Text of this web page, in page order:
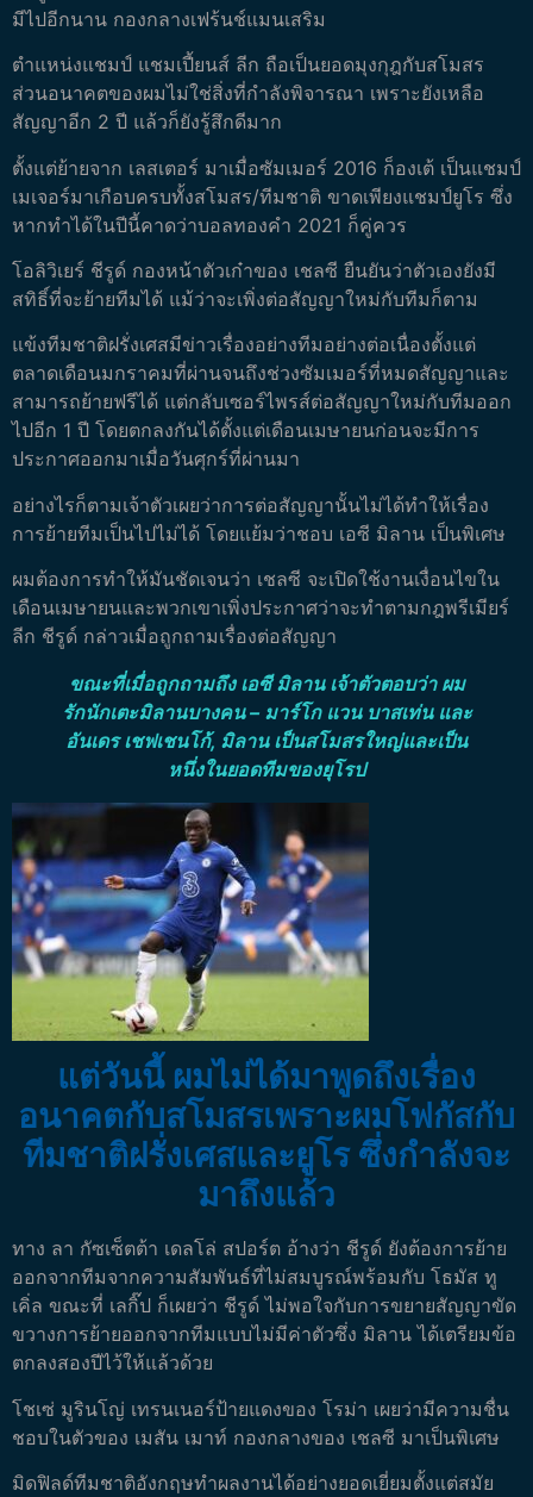
มีไปอีกนาน กองกลางเฟร้นช์แมนเสริม
ตำแหน่งแชมป์ แชมเปี้ยนส์ ลีก ถือเป็นยอดมุงกุฎกับสโมสร
ส่วนอนาคตของผมไม่ใช่สิ่งที่กำลังพิจารณา เพราะยังเหลือ
สัญญาอีก 2 ปี แล้วก็ยังรู้สึกดีมาก
ตั้งแต่ย้ายจาก เลสเตอร์ มาเมื่อซัมเมอร์ 2016 ก็องเต้ เป็นแชมป์
เมเจอร์มาเกือบครบทั้งสโมสร/ทีมชาติ ขาดเพียงแชมป์ยูโร ซึ่ง
หากทำได้ในปีนี้คาดว่าบอลทองคำ 2021 ก็คู่ควร
โอลิวิเยร์ ชีรูด์ กองหน้าตัวเก๋าของ เชลซี ยืนยันว่าตัวเองยังมี
สทิธิ์ที่จะย้ายทีมได้ แม้ว่าจะเพิ่งต่อสัญญาใหม่กับทีมก็ตาม
แข้งทีมชาติฝรั่งเศสมีข่าวเรื่องอย่างทีมอย่างต่อเนื่องตั้งแต่
ตลาดเดือนมกราคมที่ผ่านจนถึงช่วงซัมเมอร์ที่หมดสัญญาและ
สามารถย้ายฟรีได้ แต่กลับเซอร์ไพรส์ต่อสัญญาใหม่กับทีมออก
ไปอีก 1 ปี โดยตกลงกันได้ตั้งแต่เดือนเมษายนก่อนจะมีการ
ประกาศออกมาเมื่อวันศุกร์ที่ผ่านมา
อย่างไรก็ตามเจ้าตัวเผยว่าการต่อสัญญานั้นไม่ได้ทำให้เรื่อง
การย้ายทีมเป็นไปไม่ได้ โดยแย้มว่าชอบ เอซี มิลาน เป็นพิเศษ
ผมต้องการทำให้มันชัดเจนว่า เชลซี จะเปิดใช้งานเงื่อนไขใน
เดือนเมษายนและพวกเขาเพิ่งประกาศว่าจะทำตามกฎพรีเมียร์
ลีก ชีรูด์ กล่าวเมื่อถูกถามเรื่องต่อสัญญา
ขณะที่เมื่อถูกถามถึง เอซี มิลาน เจ้าตัวตอบว่า ผม
รักนักเตะมิลานบางคน – มาร์โก แวน บาสเท่น และ
อันเดร เชฟเชนโก้, มิลาน เป็นสโมสรใหญ่และเป็น
หนึ่งในยอดทีมของยุโรป
แต่วันนี้ ผมไม่ได้มาพูดถึงเรื่อง
อนาคตกับสโมสรเพราะผมโฟกัสกับ
ทีมชาติฝรั่งเศสและยูโร ซึ่งกำลังจะ
มาถึงแล้ว
ทาง ลา กัซเซ็ตต้า เดลโล่ สปอร์ต อ้างว่า ชีรูด์ ยังต้องการย้าย
ออกจากทีมจากความสัมพันธ์ที่ไม่สมบูรณ์พร้อมกับ โธมัส ทู
เคิ่ล ขณะที่ เลกิ๊ป ก็เผยว่า ชีรูด์ ไม่พอใจกับการขยายสัญญาขัด
ขวางการย้ายออกจากทีมแบบไม่มีค่าตัวซึ่ง มิลาน ได้เตรียมข้อ
ตกลงสองปีไว้ให้แล้วด้วย
โชเซ่ มูรินโญ่ เทรนเนอร์ป้ายแดงของ โรม่า เผยว่ามีความชื่น
ชอบในตัวของ เมสัน เมาท์ กองกลางของ เชลซี มาเป็นพิเศษ
มิดฟิลด์ทีมชาติอังกฤษทำผลงานได้อย่างยอดเยี่ยมตั้งแต่สมัย